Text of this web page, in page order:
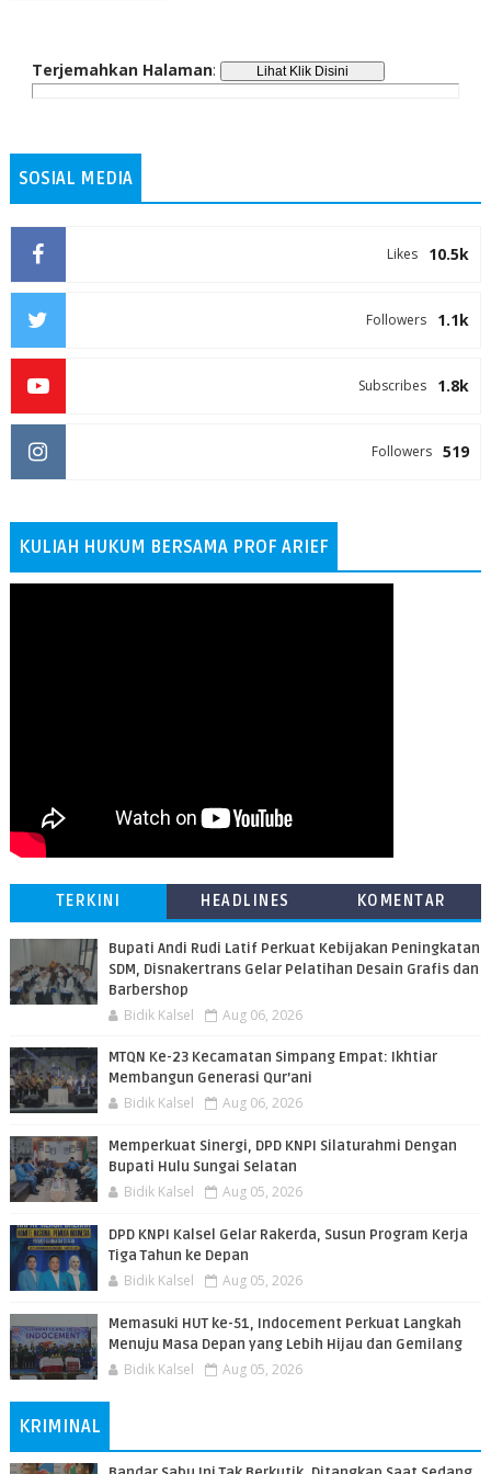
Terjemahkan Halaman:
SOSIAL MEDIA
10.5k
Likes
1.1k
Followers
1.8k
Subscribes
519
Followers
KULIAH HUKUM BERSAMA PROF ARIEF
TERKINI HEADLINES KOMENTAR
Bupati Andi Rudi Latif Perkuat Kebijakan Peningkatan
SDM, Disnakertrans Gelar Pelatihan Desain Grafis dan
Barbershop
Bidik Kalsel Aug 06, 2026
MTQN Ke-23 Kecamatan Simpang Empat: Ikhtiar
Membangun Generasi Qur’ani
Bidik Kalsel Aug 06, 2026
Memperkuat Sinergi, DPD KNPI Silaturahmi Dengan
Bupati Hulu Sungai Selatan
Bidik Kalsel Aug 05, 2026
DPD KNPI Kalsel Gelar Rakerda, Susun Program Kerja
Tiga Tahun ke Depan
Bidik Kalsel Aug 05, 2026
Memasuki HUT ke-51, Indocement Perkuat Langkah
Menuju Masa Depan yang Lebih Hijau dan Gemilang
Bidik Kalsel Aug 05, 2026
KRIMINAL